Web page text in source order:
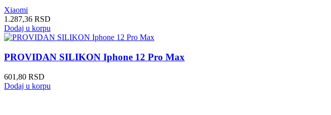
Xiaomi
1.287,36 RSD
Dodaj u korpu
PROVIDAN SILIKON Iphone 12 Pro Max
601,80 RSD
Dodaj u korpu